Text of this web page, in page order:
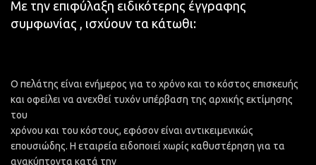
Με την επιφύλαξη ειδικότερης έγγραφης
συμφωνίας , ισχύουν τα κάτωθι:
Ο πελάτης είναι ενήμερος για το χρόνο και το κόστος επισκευής
και οφείλει να ανεχθεί τυχόν υπέρβαση της αρχικής εκτίμησης
του
χρόνου και του κόστους, εφόσον είναι αντικειμενικώς
επουσιώδης. Η εταιρεία ειδοποιεί χωρίς καθυστέρηση για τα
ανακύπτοντα κατά την